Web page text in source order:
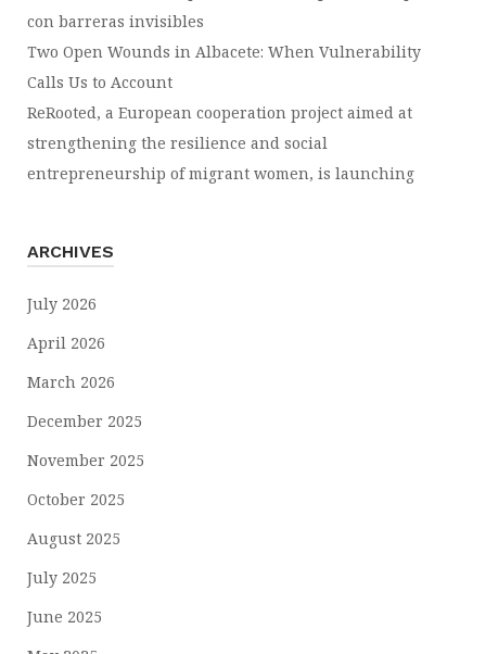
con barreras invisibles
Two Open Wounds in Albacete: When Vulnerability
Calls Us to Account
ReRooted, a European cooperation project aimed at
strengthening the resilience and social
entrepreneurship of migrant women, is launching
ARCHIVES
July 2026
April 2026
March 2026
December 2025
November 2025
October 2025
August 2025
July 2025
June 2025